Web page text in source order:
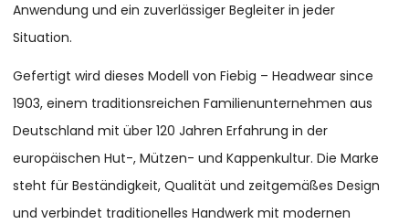
Anwendung und ein zuverlässiger Begleiter in jeder
Situation.
Gefertigt wird dieses Modell von Fiebig – Headwear since
1903, einem traditionsreichen Familienunternehmen aus
Deutschland mit über 120 Jahren Erfahrung in der
europäischen Hut-, Mützen- und Kappenkultur. Die Marke
steht für Beständigkeit, Qualität und zeitgemäßes Design
und verbindet traditionelles Handwerk mit modernen